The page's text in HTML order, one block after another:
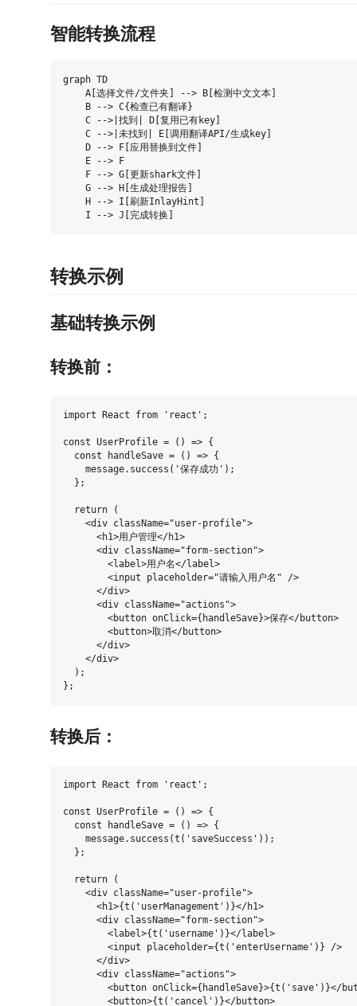
智能转换流程
graph TD
    A[选择文件/文件夹] --> B[检测中文文本]
    B --> C{检查已有翻译}
    C -->|找到| D[复用已有key]
    C -->|未找到| E[调用翻译API/生成key]
    D --> F[应用替换到文件]
    E --> F
    F --> G[更新shark文件]
    G --> H[生成处理报告]
    H --> I[刷新InlayHint]
转换示例
基础转换示例
转换前：
import React from 'react';
const UserProfile = () => {
  const handleSave = () => {
    message.success('保存成功');
  };
  return (
    <div className="user-profile">
      <h1>用户管理</h1>
      <div className="form-section">
        <label>用户名</label>
        <input placeholder="请输入用户名" />
      </div>
      <div className="actions">
        <button onClick={handleSave}>保存</button>
        <button>取消</button>
      </div>
    </div>
  );
转换后：
import React from 'react';
const UserProfile = () => {
  const handleSave = () => {
    message.success(t('saveSuccess'));
  };
  return (
    <div className="user-profile">
      <h1>{t('userManagement')}</h1>
      <div className="form-section">
        <label>{t('username')}</label>
        <input placeholder={t('enterUsername')} />
      </div>
      <div className="actions">
<button onClick={handleSave}>{t('save')}</
        <button>{t('cancel')}</button>